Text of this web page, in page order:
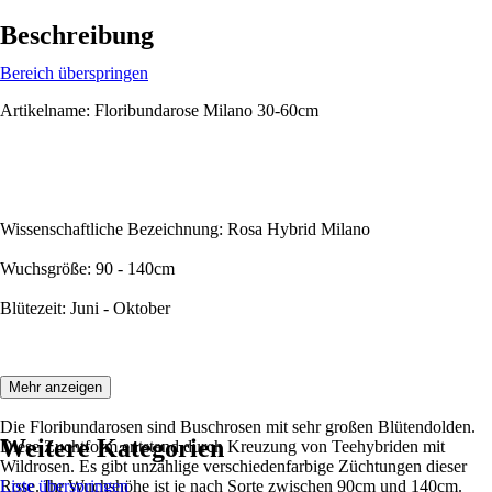
Beschreibung
Bereich überspringen
Artikelname: Floribundarose Milano 30-60cm
Wissenschaftliche Bezeichnung: Rosa Hybrid Milano
Wuchsgröße: 90 - 140cm
Blütezeit: Juni - Oktober
Beschreibung:
Die Floribundarosen sind Buschrosen mit sehr großen Blütendolden.
Diese Zuchtform entstand durch Kreuzung von Teehybriden mit
Wildrosen. Es gibt unzählige verschiedenfarbige Züchtungen dieser
Rose. Ihr Wuchshöhe ist je nach Sorte zwischen 90cm und 140cm.
Mehr anzeigen
Weitere Kategorien
Liste überspringen